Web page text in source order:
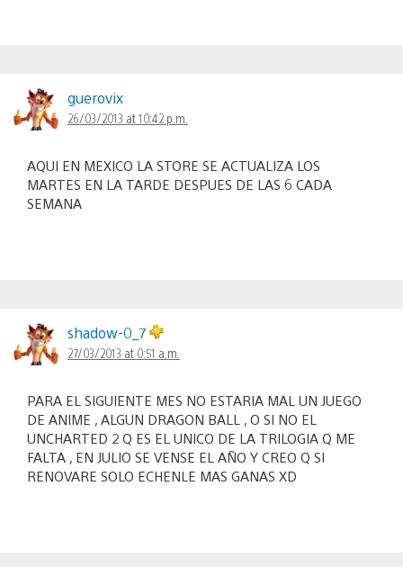
guerovix
26/03/2013 at 10:42 p.m.
AQUI EN MEXICO LA STORE SE ACTUALIZA LOS
MARTES EN LA TARDE DESPUES DE LAS 6 CADA
SEMANA
shadow-0_7
27/03/2013 at 0:51 a.m.
PARA EL SIGUIENTE MES NO ESTARIA MAL UN JUEGO
DE ANIME , ALGUN DRAGON BALL , O SI NO EL
UNCHARTED 2 Q ES EL UNICO DE LA TRILOGIA Q ME
FALTA , EN JULIO SE VENSE EL AÑO Y CREO Q SI
RENOVARE SOLO ECHENLE MAS GANAS XD